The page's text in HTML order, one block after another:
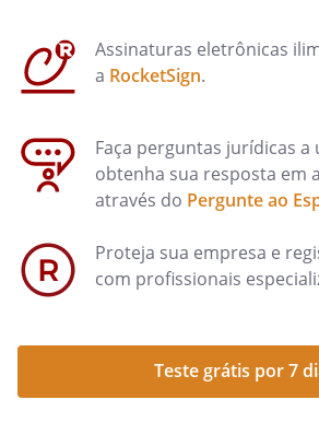
Assinaturas eletrônicas
a RocketSign.
Faça perguntas jurídicas a
obtenha sua resposta em
através do Pergunte ao
Proteja sua empresa e
com profissionais
Teste grátis por 7